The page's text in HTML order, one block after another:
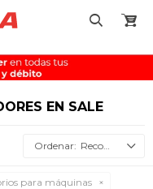
EN SALE
Recomendados
para máquinas